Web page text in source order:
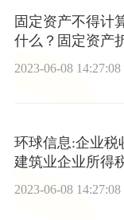
固定资产不得计
什么？固定资产
2023-06-08 14:27:08
环球信息:企业税
建筑业企业所得
2023-06-08 14:27:08